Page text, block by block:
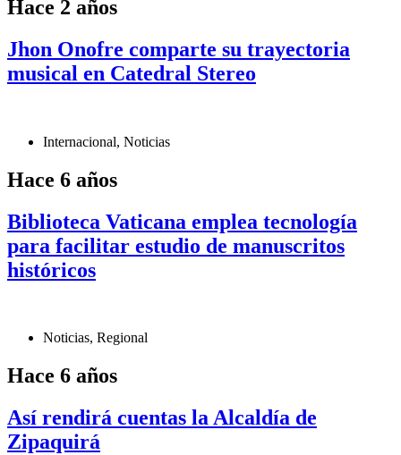
Hace 2 años
Jhon Onofre comparte su trayectoria
musical en Catedral Stereo
Internacional, Noticias
Hace 6 años
Biblioteca Vaticana emplea tecnología
para facilitar estudio de manuscritos
históricos
Noticias, Regional
Hace 6 años
Así rendirá cuentas la Alcaldía de
Zipaquirá